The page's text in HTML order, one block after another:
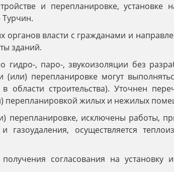
и перепланировке,
Турчин.
органов власти с гражданами и
зданий.
, паро-, звукоизоляции без
(или) перепланировке могут
области строительства). Уточнен
перепланировкой жилых и нежилых
перепланировке, исключены работы,
осуществляется
согласования на